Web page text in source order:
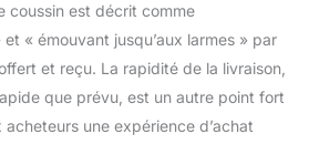
parfaitement adapté
à la peau sensible
des bébés. Nous
sélectionnons avec
soin des matériaux
écologiques, tant
coussin est décrit comme
« émouvant jusqu’aux larmes » par
et reçu. La rapidité de la livraison,
que prévu, est un autre point fort
acheteurs une expérience d’achat